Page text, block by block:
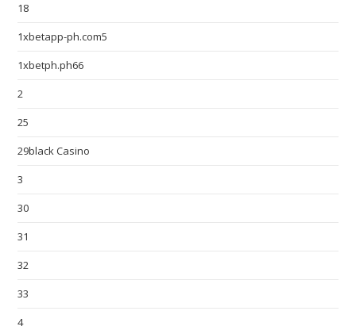
18
1xbetapp-ph.com5
1xbetph.ph66
2
25
29black Casino
3
30
31
32
33
4